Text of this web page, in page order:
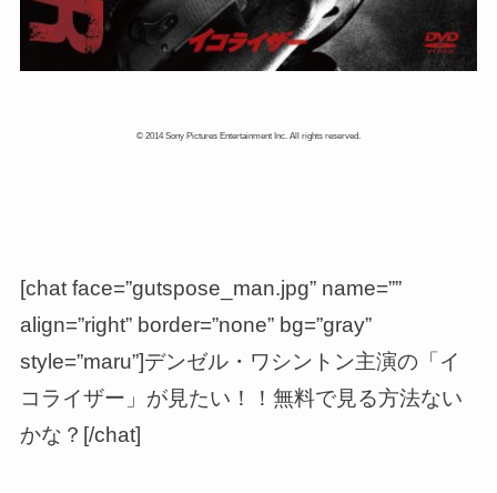
© 2014 Sony Pictures Entertainment Inc. All rights reserved.
[chat face=”gutspose_man.jpg” name=””
align=”right” border=”none” bg=”gray”
style=”maru”]デンゼル・ワシントン主演の「イ
コライザー」が見たい！！無料で見る方法ない
かな？[/chat]